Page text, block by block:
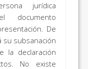
jurídica
documento
De
subsanación
la declaración
No existe